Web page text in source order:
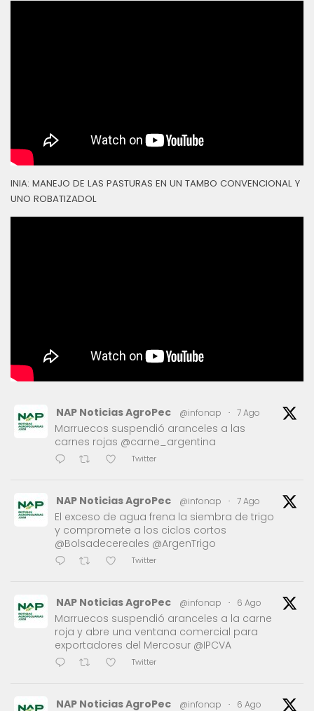
INIA: MANEJO DE LAS PASTURAS EN UN TAMBO CONVENCIONAL Y
UNO ROBATIZADOL
NAP Noticias AgroPec @infonap · 7 Ago
Marruecos suspendió aranceles a las
carnes rojas @carne_argentina
Twitter
NAP Noticias AgroPec @infonap · 7 Ago
El exceso de agua frena la siembra de trigo
y compromete a los ciclos cortos
@Bolsadecereales @ArgenTrigo
Twitter
NAP Noticias AgroPec @infonap · 6 Ago
Marruecos suspendió aranceles a la carne
roja y abre una ventana comercial para
exportadores del Mercosur @IPCVA
Twitter
NAP Noticias AgroPec @infonap · 6 Ago